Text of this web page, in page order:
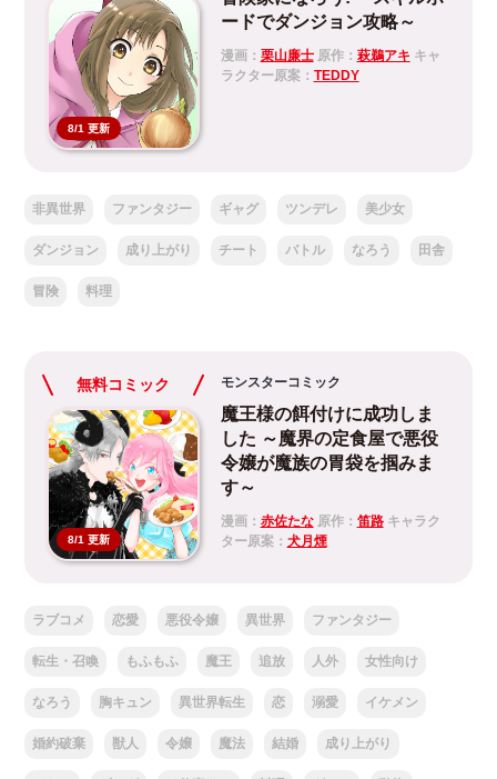
8/1 更新
ードでダンジョン攻略～
漫画： 栗山廉士原作： 萩鵜アキ キャ
ラクター原案： TEDDY
非異世界 ファンタジー ギャグ ツンデレ 美少女
ダンジョン 成り上がり チート バトル なろう 田舎
冒険 料理
無料コミック
8/1 更新
モンスターコミック
魔王様の餌付けに成功しま
した ～魔界の定食屋で悪役
令嬢が魔族の胃袋を掴みま
す～
漫画： 赤佐たな原作： 笛路キャラク
ター原案： 犬月煙
ラブコメ 恋愛 悪役令嬢 異世界 ファンタジー
転生・召喚 もふもふ 魔王 追放 人外 女性向け
なろう 胸キュン 異世界転生 恋 溺愛 イケメン
婚約破棄 獣人 令嬢 魔法 結婚 成り上がり